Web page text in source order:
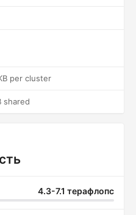
per cluster
shared
4.3-7.1 терафлопс